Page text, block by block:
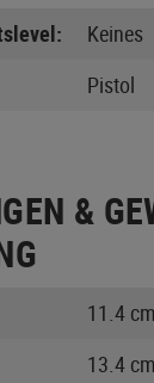
Keines
Pistol
&
11.4 cm
13.4 cm